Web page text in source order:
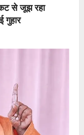
से जूझ रहा
गुहार